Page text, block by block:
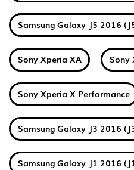
Samsung Galaxy J5 2016
Sony Xperia XA Sony
Sony Xperia X Performance
Samsung Galaxy J3 2016
Samsung Galaxy J1 2016